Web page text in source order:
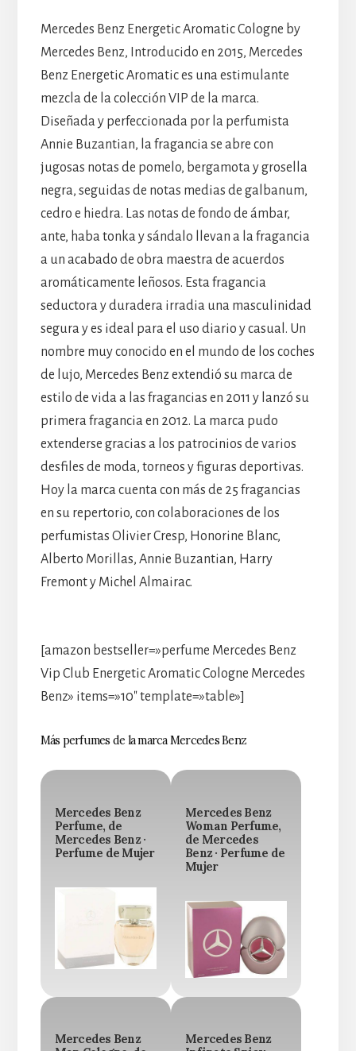
Mercedes Benz Energetic Aromatic Cologne by
Mercedes Benz, Introducido en 2015, Mercedes
Benz Energetic Aromatic es una estimulante
mezcla de la colección VIP de la marca.
Diseñada y perfeccionada por la perfumista
Annie Buzantian, la fragancia se abre con
jugosas notas de pomelo, bergamota y grosella
negra, seguidas de notas medias de galbanum,
cedro e hiedra. Las notas de fondo de ámbar,
ante, haba tonka y sándalo llevan a la fragancia
a un acabado de obra maestra de acuerdos
aromáticamente leñosos. Esta fragancia
seductora y duradera irradia una masculinidad
segura y es ideal para el uso diario y casual. Un
nombre muy conocido en el mundo de los coches
de lujo, Mercedes Benz extendió su marca de
estilo de vida a las fragancias en 2011 y lanzó su
primera fragancia en 2012. La marca pudo
extenderse gracias a los patrocinios de varios
desfiles de moda, torneos y figuras deportivas.
Hoy la marca cuenta con más de 25 fragancias
en su repertorio, con colaboraciones de los
perfumistas Olivier Cresp, Honorine Blanc,
Alberto Morillas, Annie Buzantian, Harry
Fremont y Michel Almairac.
[amazon bestseller=»perfume Mercedes Benz
Vip Club Energetic Aromatic Cologne Mercedes
Benz» items=»10″ template=»table»]
Más perfumes de la marca Mercedes Benz
Mercedes Benz
Perfume, de
Mercedes Benz ·
Perfume de Mujer
Mercedes Benz
Woman Perfume,
de Mercedes
Benz · Perfume de
Mujer
Mercedes Benz
Mercedes Benz